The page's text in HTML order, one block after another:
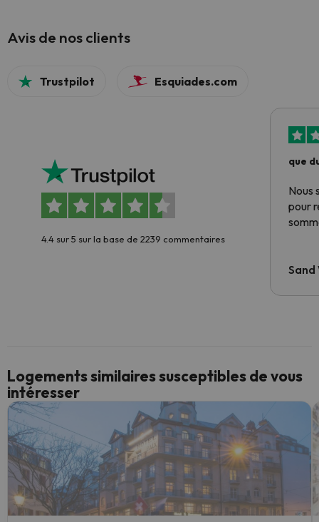
Avis de nos clients
Trustpilot Esquiades.com
4.4 sur 5 sur la base de 2239 commentaires
que
Nous
pour
Sand
Logements similaires susceptibles de vous
intéresser